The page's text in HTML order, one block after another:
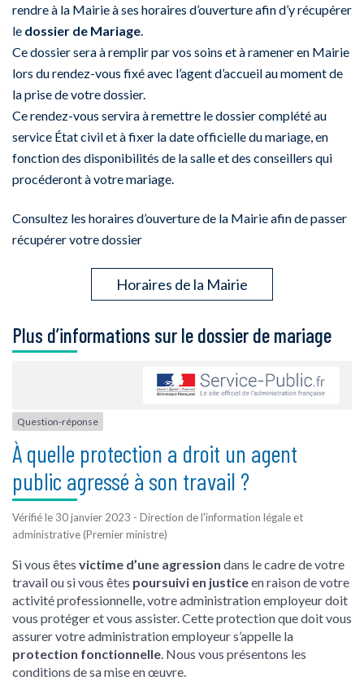
rendre à la Mairie à ses horaires d’ouverture afin d’y récupérer
le dossier de Mariage
Ce dossier sera à remplir par vos soins et à ramener en Mairie
lors du rendez-vous fixé avec l’agent d’accueil au moment de
la prise de votre dossier.
Ce rendez-vous servira à remettre le dossier complété au
service État civil et à fixer la date officielle du mariage, en
fonction des disponibilités de la salle et des conseillers qui
procéderont à votre mariage.
Consultez les horaires d’ouverture de la Mairie afin de passer
récupérer votre dossier
Horaires de la Mairie
Plus d’informations sur le dossier de mariage
Question-réponse
À quelle protection a droit un agent
public agressé à son travail ?
Vérifié le 30 janvier 2023 - Direction de l'information légale et
administrative (Premier ministre)
Si vous êtes victime d’une agression dans le cadre de votre
travail ou si vous êtes poursuivi en justiceen raison de votre
activité professionnelle, votre administration employeur doit
vous protéger et vous assister. Cette protection que doit vous
assurer votre administration employeur s’appelle la
protection fonctionnelle. Nous vous présentons les
conditions de sa mise en œuvre.